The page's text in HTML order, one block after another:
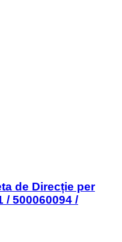
de Direcție per
/ 500060094 /